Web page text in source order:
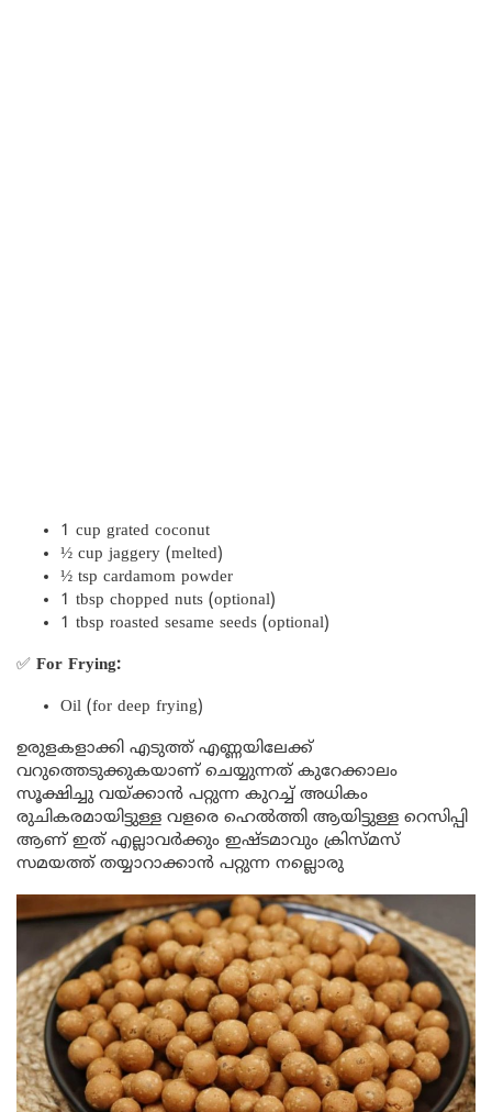
1 cup grated coconut
½ cup jaggery (melted)
½ tsp cardamom powder
1 tbsp chopped nuts (optional)
1 tbsp roasted sesame seeds (optional)
✅ For Frying:
Oil (for deep frying)
ഉരുളകളാക്കി എടുത്ത് എണ്ണയിലേക്ക്
വറുത്തെടുക്കുകയാണ് ചെയ്യുന്നത് കുറേക്കാലം
സൂക്ഷിച്ചു വയ്ക്കാൻ പറ്റുന്ന കുറച്ച് അധികം
രുചികരമായിട്ടുള്ള വളരെ ഹെൽത്തി ആയിട്ടുള്ള റെസിപ്പി
ആണ് ഇത് എല്ലാവർക്കും ഇഷ്ടമാവും ക്രിസ്മസ്
സമയത്ത് തയ്യാറാക്കാൻ പറ്റുന്ന നല്ലൊരു